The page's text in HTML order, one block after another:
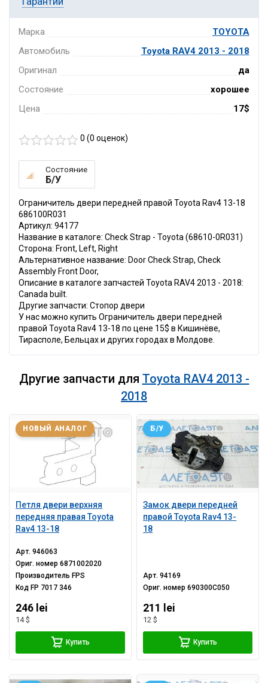
Марка
TOYOTA
Автомобиль
Toyota RAV4 2013 - 2018
Оригинал
да
Состояние
хорошее
Цена
17$
0 (0 оценок)
Состояние
Б/У
Ограничитель двери передней правой Toyota Rav4 13-18
686100R031
Артикул: 94177
Название в каталоге: Check Strap - Toyota (68610-0R031)
Сторона: Front, Left, Right
Альтернативное название: Door Check Strap, Check
Assembly Front Door,
Описание в каталоге запчастей Toyota RAV4 2013 - 2018:
Canada built.
Другие запчасти: Стопор двери
У нас можно купить Ограничитель двери передней
правой Toyota Rav4 13-18 по цене 15$ в Кишинёве,
Тирасполе, Бельцах и других городах в Молдове.
Другие запчасти для Toyota RAV4 2013 -
2018
Петля двери верхняя
передняя правая Toyota
Rav4 13-18
НОВЫЙ АНАЛОГ
Арт.946063
Ориг. номер6871002020
ПроизводительFPS
КодFP 7017 346
246 lei
14 $
Купить
Замок двери передней
правой Toyota Rav4 13-
18
Б/У
Арт.94169
Ориг. номер690300C050
211 lei
12 $
Купить